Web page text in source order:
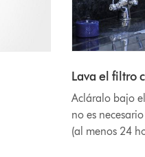
Lava el filtro
Acláralo bajo
no es
(al menos 24